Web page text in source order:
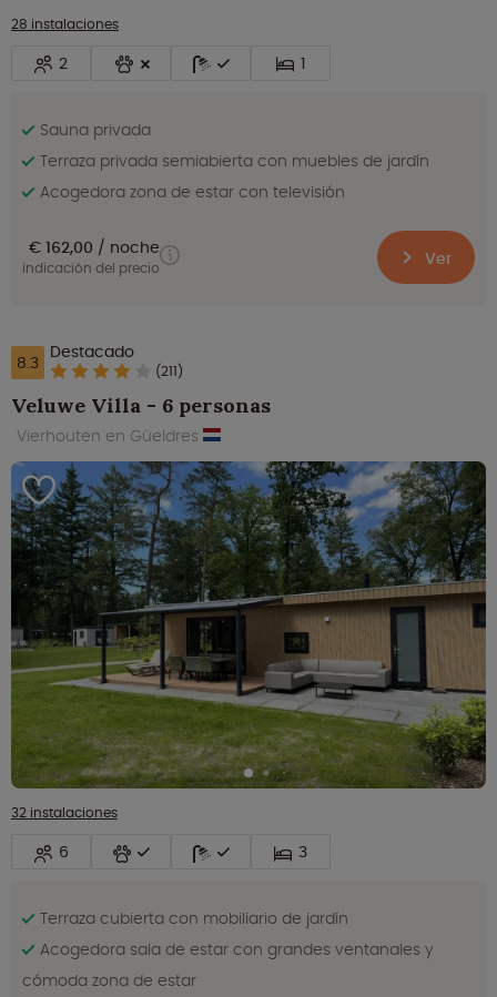
28 instalaciones
2 1
Sauna privada
Terraza privada semiabierta con muebles de jardín
Acogedora zona de estar con televisión
€ 162,00 noche
indicación del precio Ver
8.3 Destacado
(211)
Veluwe Villa - 6 personas
Vierhouten en Güeldres
32 instalaciones
6 3
Terraza cubierta con mobiliario de jardín
Acogedora sala de estar con grandes ventanales y
cómoda zona de estar